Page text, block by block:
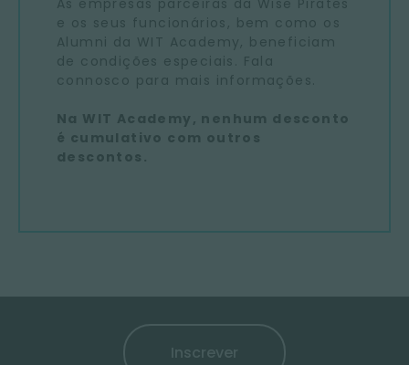
e os seus funcionários, bem como os
Alumni da WIT Academy, beneficiam
de condições especiais. Fala
connosco para mais informações.
Na WIT Academy, nenhum desconto
é cumulativo com outros
descontos.
Inscrever